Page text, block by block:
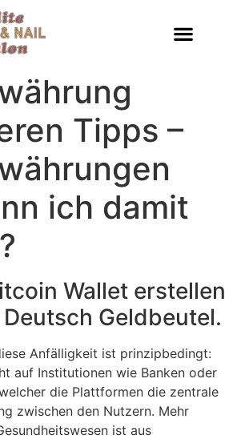
Tipps –
ich damit
Wallet erstellen
Geldbeutel.
Anfälligkeit ist prinzipbedingt:
auf Institutionen wie Banken oder
die Plattformen die zentrale
zwischen den Nutzern. Mehr
ist aus